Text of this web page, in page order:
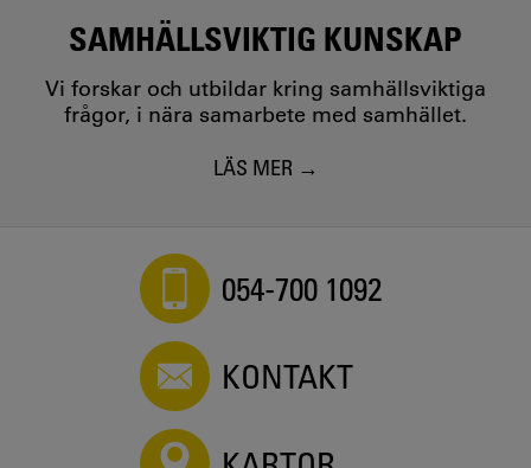
SAMHÄLLSVIKTIG KUNSKAP
Vi forskar och utbildar kring samhällsviktiga
frågor, i nära samarbete med samhället.
LÄS MER
054-700 1092
KONTAKT